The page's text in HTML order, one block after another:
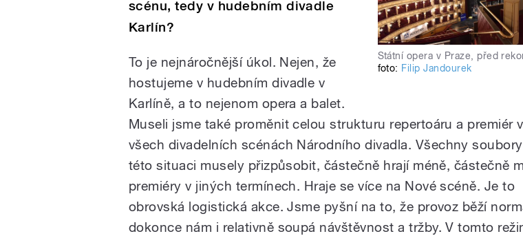
Státní opera v Praze, před
foto: Filip Jandourek
scénu, tedy v hudebním divadle
Karlín?
To je nejnáročnější úkol. Nejen, že
hostujeme v hudebním divadle v
Karlíně, a to nejenom opera a balet.
Museli jsme také proměnit celou strukturu repertoáru a premiér
všech divadelních scénách Národního divadla. Všechny
této situaci musely přizpůsobit, částečně hrají méně, částečně
premiéry v jiných termínech. Hraje se více na Nové scéně. Je to
obrovská logistická akce. Jsme pyšní na to, že provoz běží
dokonce nám i relativně soupá návštěvnost a tržby. V tomto